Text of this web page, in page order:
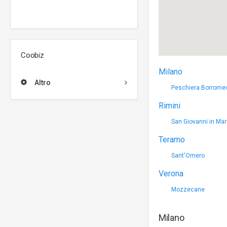
Coobiz
Altro
Milano
Peschiera
Rimini
San Giovanni in
Teramo
Sant'Omero
Verona
Mozzecane
Milano